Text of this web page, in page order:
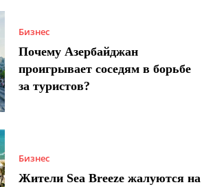
Бизнес
Почему Азербайджан
проигрывает соседям в борьбе
за туристов?
Бизнес
Жители Sea Breeze жалуются на